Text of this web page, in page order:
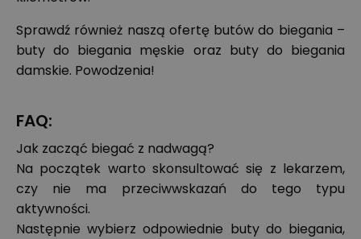
Sprawdź również naszą ofertę butów do biegania –
buty do biegania męskie oraz buty do biegania
damskie. Powodzenia!
FAQ:
Jak zacząć biegać z nadwagą?
Na początek warto skonsultować się z lekarzem,
czy nie ma przeciwwskazań do tego typu
aktywności.
Następnie wybierz odpowiednie buty do biegania,